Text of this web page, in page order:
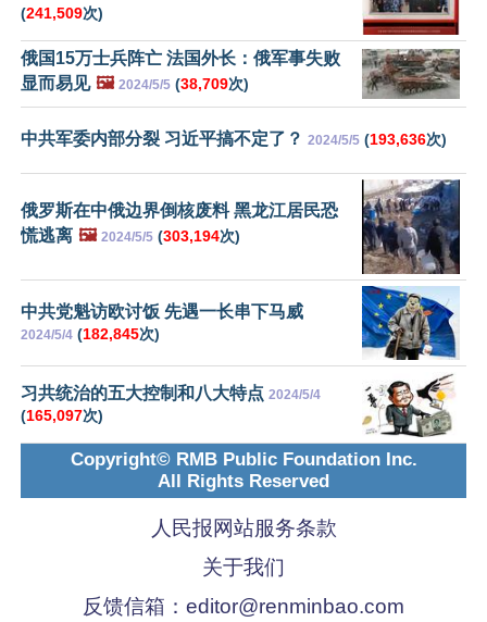
(241,509次)
俄国15万士兵阵亡 法国外长：俄军事失败
显而易见 🖼️ 2024/5/5 (38,709次)
中共军委内部分裂 习近平搞不定了？ 2024/5/5 (193,636次)
俄罗斯在中俄边界倒核废料 黑龙江居民恐
慌逃离 🖼️ 2024/5/5 (303,194次)
中共党魁访欧讨饭 先遇一长串下马威
2024/5/4 (182,845次)
习共统治的五大控制和八大特点 2024/5/4
(165,097次)
Copyright© RMB Public Foundation Inc.
All Rights Reserved
人民报网站服务条款
关于我们
反馈信箱： editor@renminbao.com